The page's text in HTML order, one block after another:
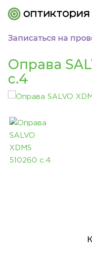
Записаться на
Оправа
c.4